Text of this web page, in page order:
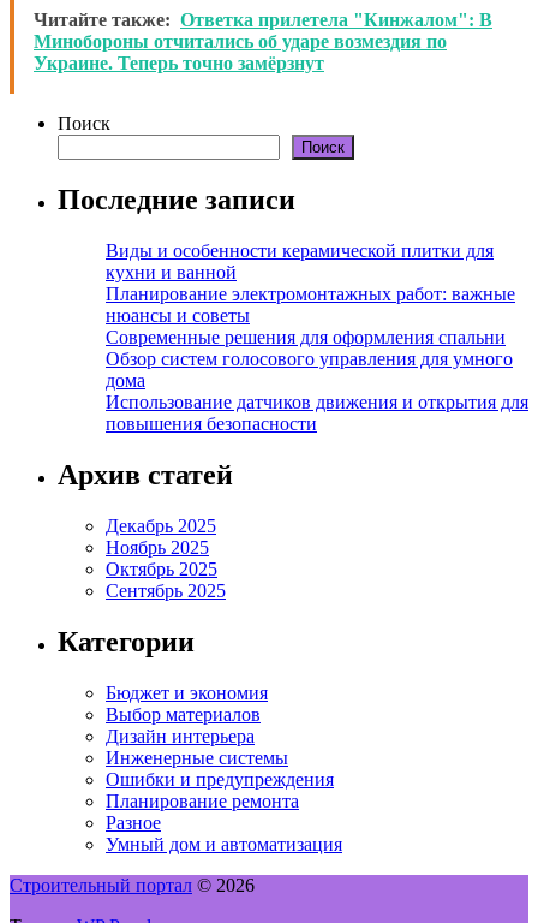
Читайте также: Ответка прилетела "Кинжалом": В
Минобороны отчитались об ударе возмездия по
Украине. Теперь точно замёрзнут
Поиск
Поиск
Последние записи
Виды и особенности керамической плитки для
кухни и ванной
Планирование электромонтажных работ: важные
нюансы и советы
Современные решения для оформления спальни
Обзор систем голосового управления для умного
дома
Использование датчиков движения и открытия для
повышения безопасности
Архив статей
Декабрь 2025
Ноябрь 2025
Октябрь 2025
Сентябрь 2025
Категории
Бюджет и экономия
Выбор материалов
Дизайн интерьера
Инженерные системы
Ошибки и предупреждения
Планирование ремонта
Разное
Умный дом и автоматизация
Строительный портал © 2026